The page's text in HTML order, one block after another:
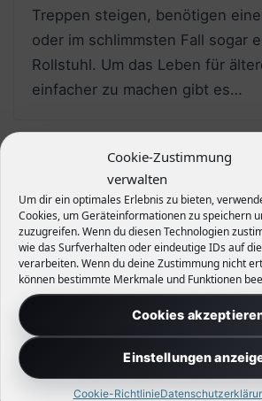
Cookie-Zustimmung
verwalten
Um dir ein optimales Erlebnis zu bieten,
Cookies, um Geräteinformationen zu speichern
zuzugreifen. Wenn du diesen Technologien
wie das Surfverhalten oder eindeutige IDs auf
verarbeiten. Wenn du deine Zustimmung nicht
können bestimmte Merkmale und Funktionen
Cookies
Einstellungen
Cookie-Richtlinie
Treppen steigen, benötigen
oder im schlimmsten Fall sogar
Rollstuhl. Um das Leben für
einfacher zu machen gibt es…